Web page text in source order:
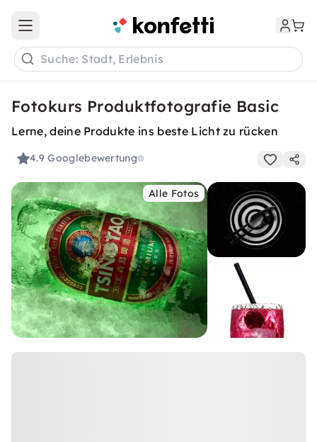
Open main menu
Suche: Stadt, Erlebnis
Fotokurs Produktfotografie Basic
Lerne, deine Produkte ins beste Licht zu rücken
4.9Googlebewertung
Alle Fotos